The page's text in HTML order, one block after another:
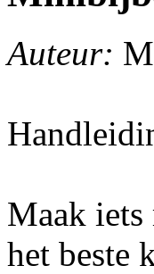
Auteur:
Maak
het beste